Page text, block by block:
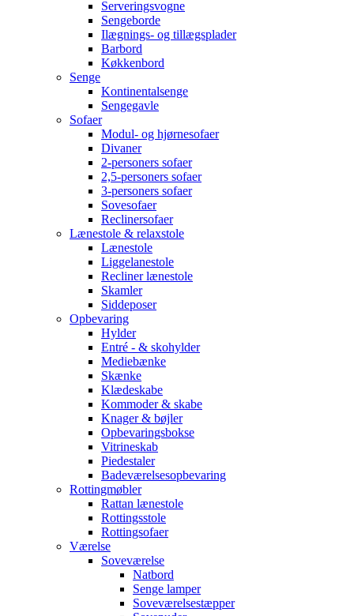
Serveringsvogne
Sengeborde
Ilægnings- og tillægsplader
Barbord
Køkkenbord
Senge
Kontinentalsenge
Sengegavle
Sofaer
Modul- og hjørnesofaer
Divaner
2-personers sofaer
2,5-personers sofaer
3-personers sofaer
Sovesofaer
Reclinersofaer
Lænestole & relaxstole
Lænestole
Liggelanestole
Recliner lænestole
Skamler
Siddeposer
Opbevaring
Hylder
Entré - & skohylder
Mediebænke
Skænke
Klædeskabe
Kommoder & skabe
Knager & bøjler
Opbevaringsbokse
Vitrineskab
Piedestaler
Badeværelsesopbevaring
Rottingmøbler
Rattan lænestole
Rottingsstole
Rottingsofaer
Værelse
Soveværelse
Natbord
Senge lamper
Soveværelsestæpper